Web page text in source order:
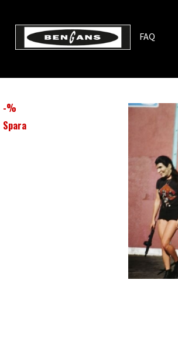
FAQ
-%
Spara